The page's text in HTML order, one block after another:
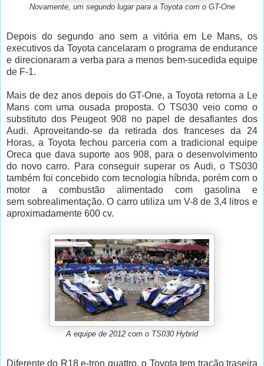
Novamente, um segundo lugar para a Toyota com o GT-One
Depois do segundo ano sem a vitória em Le Mans, os
executivos da Toyota cancelaram o programa de endurance
e direcionaram a verba para a menos bem-sucedida equipe
de F-1.
Mais de dez anos depois do GT-One, a Toyota retorna a Le
Mans com uma ousada proposta. O TS030 veio como o
substituto dos Peugeot 908 no papel de desafiantes dos
Audi. Aproveitando-se da retirada dos franceses da 24
Horas, a Toyota fechou parceria com a tradicional equipe
Oreca que dava suporte aos 908, para o desenvolvimento
do novo carro. Para conseguir superar os Audi, o TS030
também foi concebido com tecnologia híbrida, porém com o
motor a combustão alimentado com gasolina e
sem sobrealimentação. O carro utiliza um V-8 de 3,4 litros e
aproximadamente 600 cv.
A equipe de 2012 com o TS030 Hybrid
Diferente do R18 e-tron quattro, o Toyota tem tração traseira